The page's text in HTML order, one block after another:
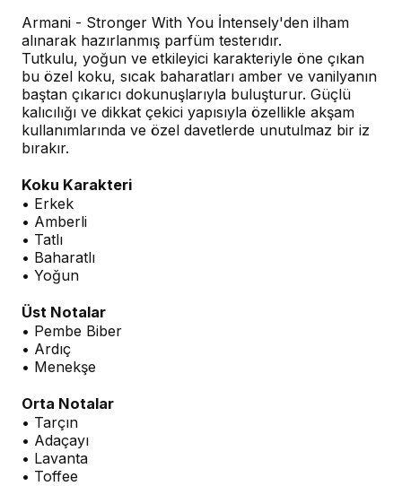
Armani - Stronger With You İntensely'den ilham
alınarak hazırlanmış parfüm testerıdır.
Tutkulu, yoğun ve etkileyici karakteriyle öne çıkan
bu özel koku, sıcak baharatları amber ve vanilyanın
baştan çıkarıcı dokunuşlarıyla buluşturur. Güçlü
kalıcılığı ve dikkat çekici yapısıyla özellikle akşam
kullanımlarında ve özel davetlerde unutulmaz bir iz
bırakır.
Koku Karakteri
• Erkek
• Amberli
• Tatlı
• Baharatlı
• Yoğun
Üst Notalar
• Pembe Biber
• Ardıç
• Menekşe
Orta Notalar
• Tarçın
• Adaçayı
• Lavanta
• Toffee